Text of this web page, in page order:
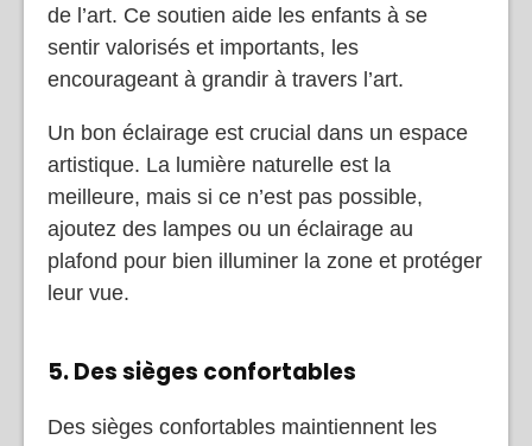
de l’art. Ce soutien aide les enfants à se
sentir valorisés et importants, les
encourageant à grandir à travers l’art.
Un bon éclairage est crucial dans un espace
artistique. La lumière naturelle est la
meilleure, mais si ce n’est pas possible,
ajoutez des lampes ou un éclairage au
plafond pour bien illuminer la zone et protéger
leur vue.
5. Des sièges confortables
Des sièges confortables maintiennent les